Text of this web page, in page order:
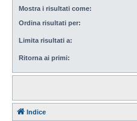
Mostra i risultati come:
Ordina risultati per:
Limita risultati a:
Ritorna ai primi:
Indice